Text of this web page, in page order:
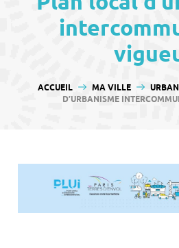
VOUS ÊTES ICI :
ACCUEIL MA VILLE
D’URBANISME